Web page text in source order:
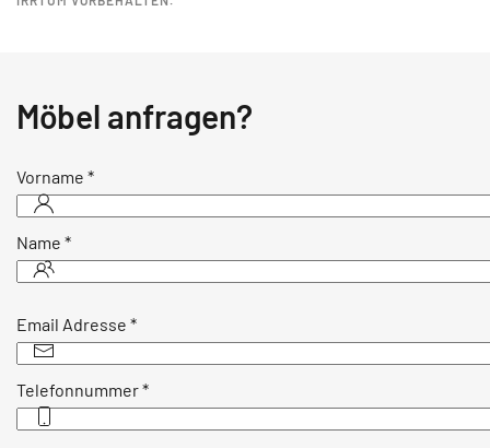
Möbel anfragen?
Vorname *
Name *
Email Adresse *
Telefonnummer*